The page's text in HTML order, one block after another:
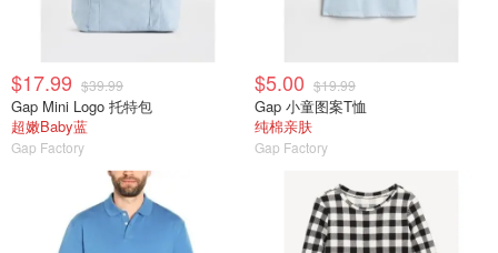
$17.99 $39.99
Gap Mini Logo 托特包
超嫩Baby蓝
Gap Factory
$5.00 $19.99
Gap 小童图案T恤
纯棉亲肤
Gap Factory